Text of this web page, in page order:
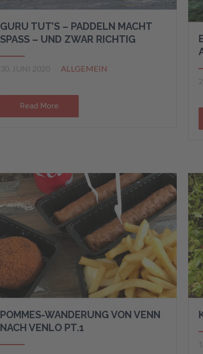
GURU TUT’S – PADDELN MACHT
SPASS – UND ZWAR RICHTIG
30. JUNI 2020 ALLGEMEIN
Read More
POMMES-WANDERUNG VON VENN
NACH VENLO PT.1